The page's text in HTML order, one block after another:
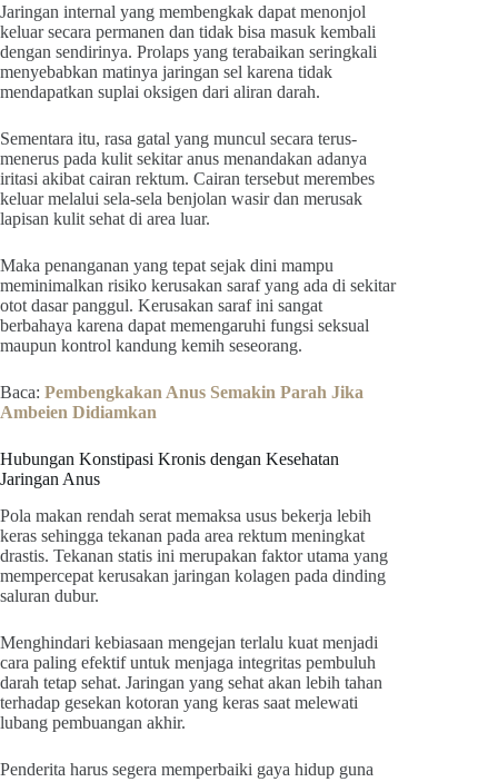
Jaringan internal yang membengkak dapat menonjol
keluar secara permanen dan tidak bisa masuk kembali
dengan sendirinya. Prolaps yang terabaikan seringkali
menyebabkan matinya jaringan sel karena tidak
mendapatkan suplai oksigen dari aliran darah.
Sementara itu, rasa gatal yang muncul secara terus-
menerus pada kulit sekitar anus menandakan adanya
iritasi akibat cairan rektum. Cairan tersebut merembes
keluar melalui sela-sela benjolan wasir dan merusak
lapisan kulit sehat di area luar.
Maka penanganan yang tepat sejak dini mampu
meminimalkan risiko kerusakan saraf yang ada di sekitar
otot dasar panggul. Kerusakan saraf ini sangat
berbahaya karena dapat memengaruhi fungsi seksual
maupun kontrol kandung kemih seseorang.
Baca: Pembengkakan Anus Semakin Parah Jika
Ambeien Didiamkan
Hubungan Konstipasi Kronis dengan Kesehatan
Jaringan Anus
Pola makan rendah serat memaksa usus bekerja lebih
keras sehingga tekanan pada area rektum meningkat
drastis. Tekanan statis ini merupakan faktor utama yang
mempercepat kerusakan jaringan kolagen pada dinding
saluran dubur.
Menghindari kebiasaan mengejan terlalu kuat menjadi
cara paling efektif untuk menjaga integritas pembuluh
darah tetap sehat. Jaringan yang sehat akan lebih tahan
terhadap gesekan kotoran yang keras saat melewati
lubang pembuangan akhir.
Penderita harus segera memperbaiki gaya hidup guna